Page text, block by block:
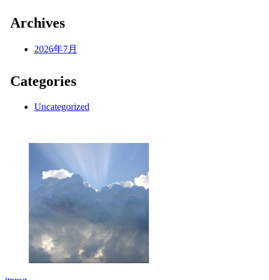
Archives
2026年7月
Categories
Uncategorized